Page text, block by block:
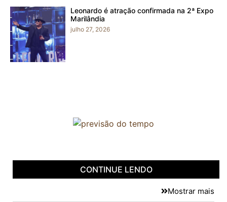
Leonardo é atração confirmada na 2ª Expo
Marilândia
julho 27, 2026
CONTINUE LENDO
Mostrar mais